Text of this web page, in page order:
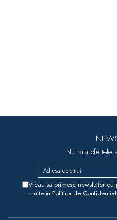
Nu rata ofertele
Vreau sa primesc newsletter
multe in Politica de